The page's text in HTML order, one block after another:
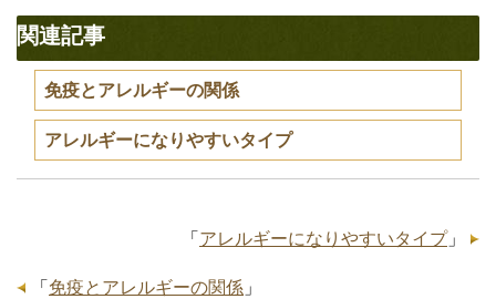
関連記事
免疫とアレルギーの関係
アレルギーになりやすいタイプ
「 アレルギーになりやすいタイプ」
「 免疫とアレルギーの関係 」